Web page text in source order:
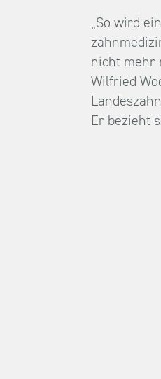
„So wird
nicht mehr
Wilfried
Er bezieht